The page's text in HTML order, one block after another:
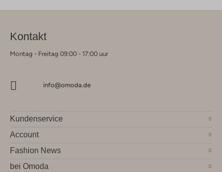
Kontakt
Montag - Freitag 09:00 - 17:00 uur
info@omoda.de
Kundenservice
Account
Fashion News
bei Omoda